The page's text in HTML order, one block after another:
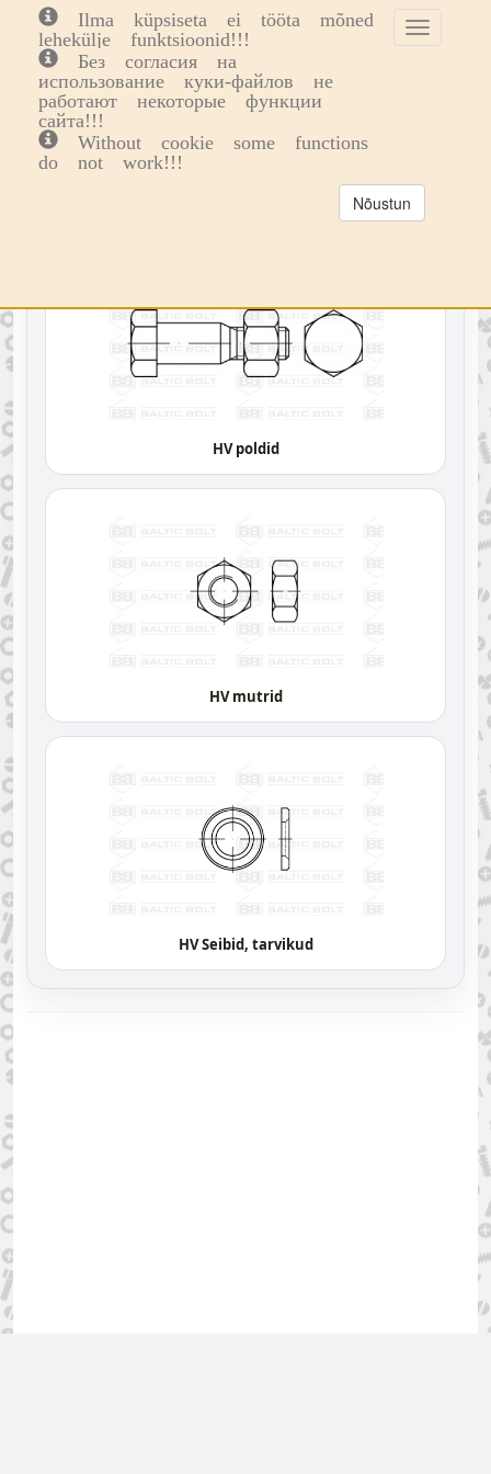
Ilma küpsiseta ei tööta mõned
lehekülje funktsioonid!!!
Без согласия на
использование куки-файлов не
работают некоторые функции
сайта!!!
Without cookie some functions
do not work!!!
Toggle
cookie
Nõustun
Kategooria valik HV poldid, mutrid, seibid
HV POLDID, MUTRID, SEIBID
HV poldid
HV mutrid
HV Seibid, tarvikud